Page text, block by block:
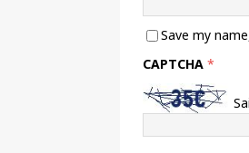
Save my
CAPTCHA *